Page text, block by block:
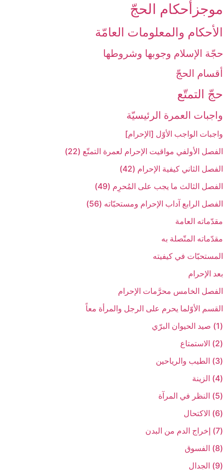
موجزأحكام الحجّ‏
الأحكام والمعلومات العامّة
حجّة الإسلام وجوبها وشروطها
أقسام الحجّ‏
حجّ التمتّع‏
واجبات العمرة الرئيسيّة
واجبات الواجب الأوّل [الإحرام‏]
الفصل الأول‏في مواقيت الإحرام لعمرة التمتّع (22)
الفصل الثاني‏ كيفية الإحرام (42)
الفصل الثالث ‏ما يجب على المُحرِم (49)
الفصل الرابع ‏آداب الإحرام ومستحبّاته (56)
مقدّماته العامة
مقدّماته المتّصلة به‏
المستحبّات في كيفيته‏
بعد الإحرام‏
الفصل الخامس‏ محرَّمات الإحرام‏
القسم الأوّل‏ما يحرم على الرجل والمرأة معاً
(1) صيد الحيوان البرّي‏
(2) الاستمتاع‏
(3) الطيب والرياحين‏
(4) الزينة
(5) النظر في المرآة
(6) الاكتحال‏
(7) إخراج الدم من البدن‏
(8) الفسوق‏
(9) الجدال‏